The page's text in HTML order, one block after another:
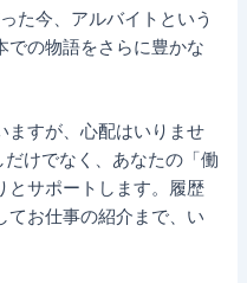
た今、アルバイトという
での物語をさらに豊かな
ますが、心配はいりませ
けでなく、あなたの「働
とサポートします。履歴
てお仕事の紹介まで、い